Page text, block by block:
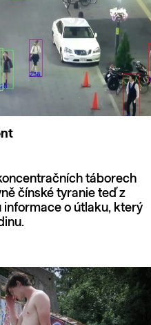
táborech
čínské tyranie teď z
o útlaku, který